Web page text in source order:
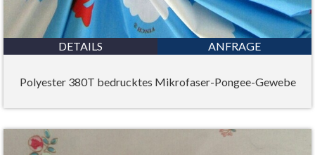
DETAILS ANFRAGE
Polyester 380T bedrucktes Mikrofaser-Pongee-Gewebe